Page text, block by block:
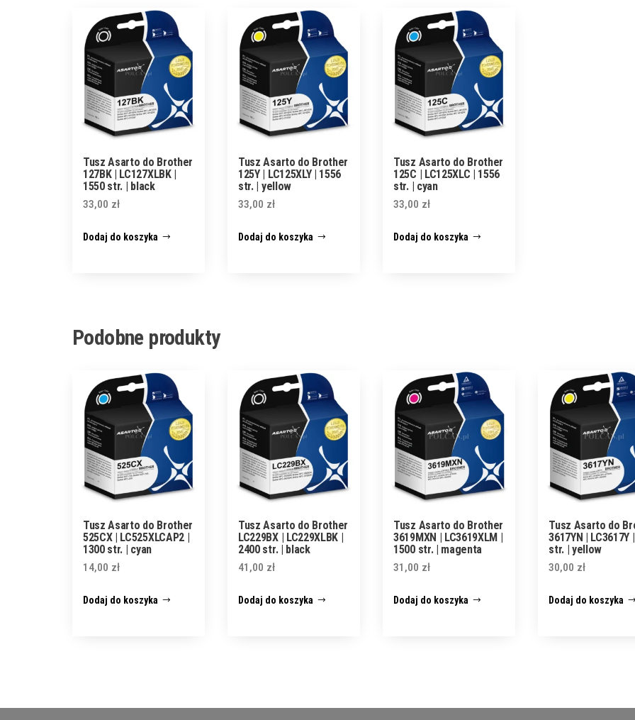
Tusz Asarto do Brother
127BK | LC127XLBK |
1550 str. | black
33,00 zł
Dodaj do koszyka
Tusz Asarto do Brother
125Y | LC125XLY | 1556
str. | yellow
33,00 zł
Dodaj do koszyka
Tusz Asarto do Brother
125C | LC125XLC | 1556
str. | cyan
33,00 zł
Dodaj do koszyka
Podobne produkty
Tusz Asarto do Brother
525CX | LC525XLCAP2 |
1300 str. | cyan
14,00 zł
Dodaj do koszyka
Tusz Asarto do Brother
LC229BX | LC229XLBK |
2400 str. | black
41,00 zł
Dodaj do koszyka
Tusz Asarto do Brother
3619MXN | LC3619XLM |
1500 str. | magenta
31,00 zł
Dodaj do koszyka
Tusz Asarto do
3617YN | LC3617Y
str. | yellow
30,00 zł
Dodaj do koszyka